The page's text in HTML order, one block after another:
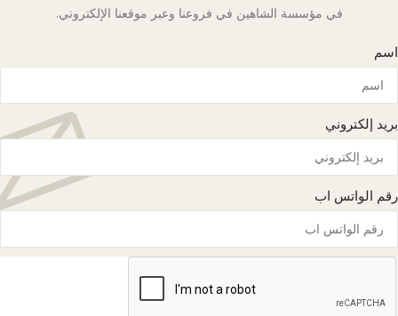
في مؤسسة الشاهين في فروعنا وعبر موقعنا الإلكتروني.
اسم
بريد إلكتروني
رقم الواتس اب